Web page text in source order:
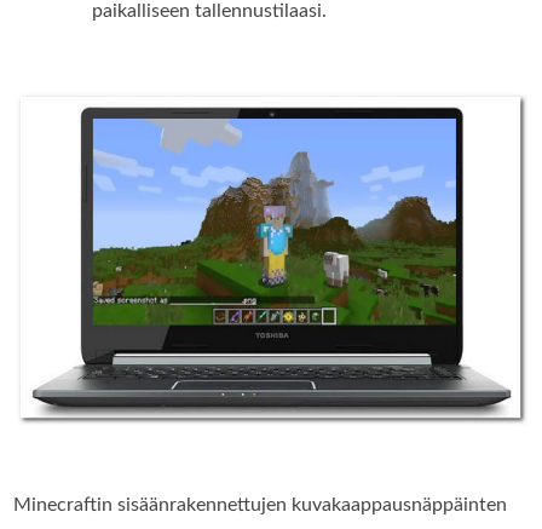
paikalliseen tallennustilaasi.
Minecraftin sisäänrakennettujen kuvakaappausnäppäinten